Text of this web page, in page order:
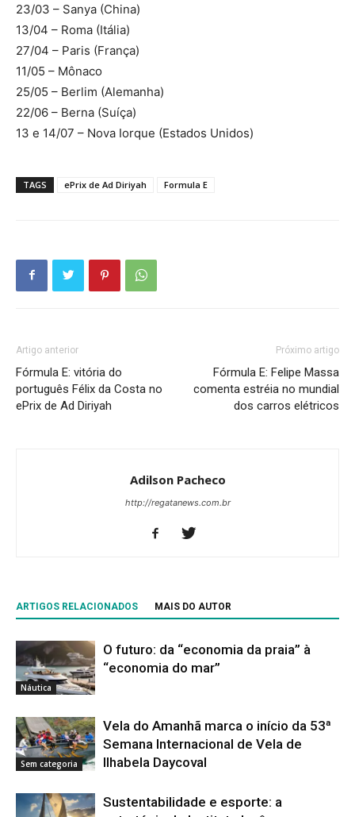
23/03 – Sanya (China)
13/04 – Roma (Itália)
27/04 – Paris (França)
11/05 – Mônaco
25/05 – Berlim (Alemanha)
22/06 – Berna (Suíça)
13 e 14/07 – Nova Iorque (Estados Unidos)
TAGS ePrix de Ad Diriyah Formula E
Artigo anterior
Fórmula E: vitória do
português Félix da Costa no
ePrix de Ad Diriyah
Próximo artigo
Fórmula E: Felipe Massa
comenta estréia no mundial
dos carros elétricos
Adilson Pacheco
http://regatanews.com.br
ARTIGOS RELACIONADOS MAIS DO AUTOR
Náutica
O futuro: da “economia da praia” à
“economia do mar”
Sem categoria
Vela do Amanhã marca o início da 53ª
Semana Internacional de Vela de
Ilhabela Daycoval
Sustentabilidade e esporte: a